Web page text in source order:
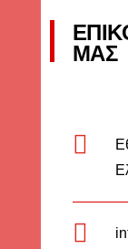
ΜΑΣ

